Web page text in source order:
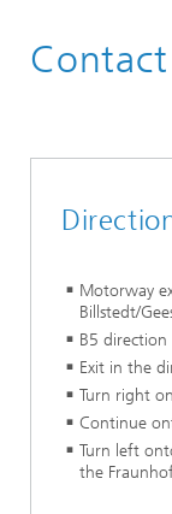
About us
Motorway
Billstedt/
B5
Exit in the
Turn right
Continue
Turn left
the